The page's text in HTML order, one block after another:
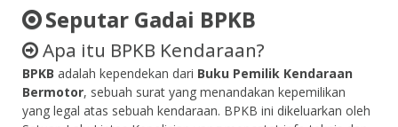
Seputar Gadai BPKB
Apa itu BPKB Kendaraan?
BPKB adalah kependekan dari Buku Pemilik Kendaraan
Bermotor, sebuah surat yang menandakan kepemilikan
yang legal atas sebuah kendaraan. BPKB ini dikeluarkan oleh